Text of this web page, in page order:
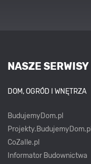
NASZE SERWISY
DOM, OGRÓD I WNĘTRZA
BudujemyDom.pl
Projekty.BudujemyDom.pl
CoZaIle.pl
Informator Budownictwa